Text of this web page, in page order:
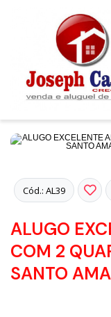
Cód.: AL39
ALUGO
COM 2
SANTO